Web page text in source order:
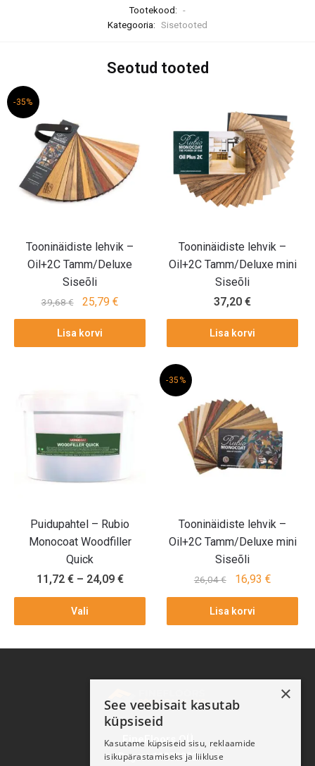
Tootekood: -
Kategooria: Sisetooted
Seotud tooted
-35%
Tooninäidiste lehvik –
Oil+2C Tamm/Deluxe
Siseõli
39,68€ 25,79 €
Lisa korvi
Tooninäidiste lehvik –
Oil+2C Tamm/Deluxe mini
Siseõli
37,20€
Lisa korvi
Puidupahtel – Rubio
Monocoat Woodfiller
Quick
11,72 € – 24,09 €
Vali
-35%
Tooninäidiste lehvik –
Oil+2C Tamm/Deluxe mini
Siseõli
26,04€ 16,93 €
Lisa korvi
FineFloors OÜ
Reg nr: 11270932
×
See veebisait kasutab
küpsiseid
Kasutame küpsiseid sisu, reklaamide
isikupärastamiseks ja liikluse